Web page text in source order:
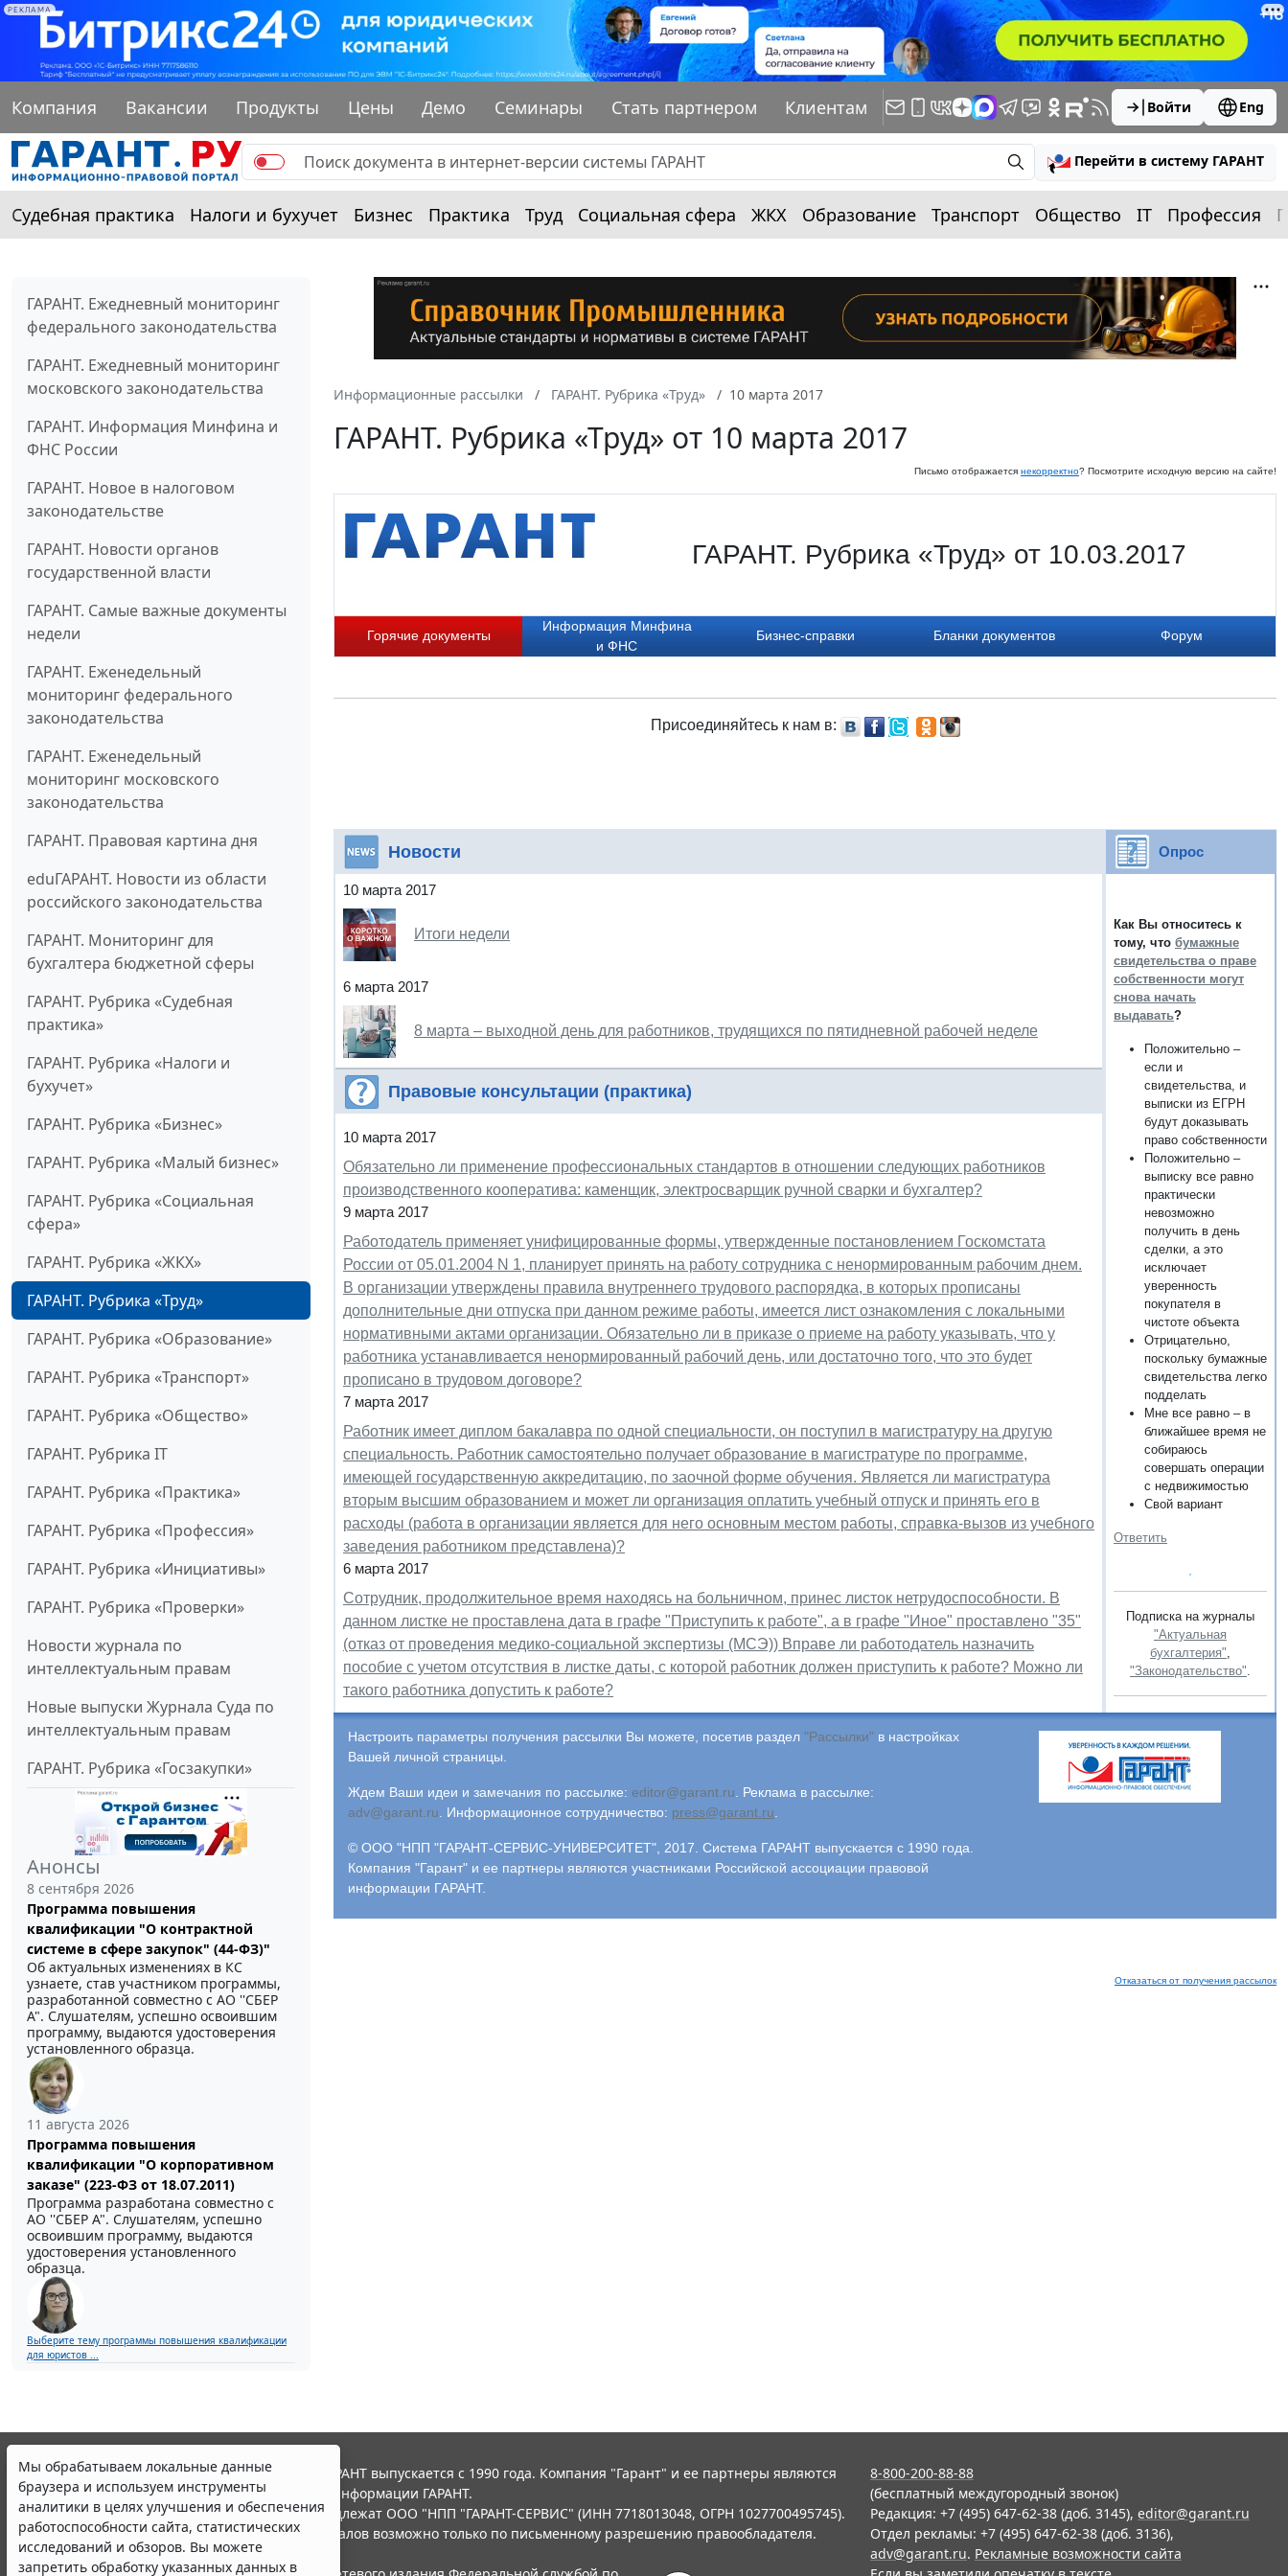
РЕКЛАМА
Компания Вакансии Продукты Цены Демо Семинары Стать партнером Клиентам Войти Eng
Перейти в систему ГАРАНТ
Судебная практика Налоги и бухучет Бизнес Практика Труд Социальная сфера ЖКХ Образование Транспорт Общество IT Профессия
ГАРАНТ. Ежедневный мониторинг
федерального законодательства
ГАРАНТ. Ежедневный мониторинг
московского законодательства
ГАРАНТ. Информация Минфина и
ФНС России
ГАРАНТ. Новое в налоговом
законодательстве
ГАРАНТ. Новости органов
государственной власти
ГАРАНТ. Самые важные документы
недели
ГАРАНТ. Еженедельный
мониторинг федерального
законодательства
ГАРАНТ. Еженедельный
мониторинг московского
законодательства
ГАРАНТ. Правовая картина дня
eduГАРАНТ. Новости из области
российского законодательства
ГАРАНТ. Мониторинг для
бухгалтера бюджетной сферы
ГАРАНТ. Рубрика «Судебная
практика»
ГАРАНТ. Рубрика «Налоги и
бухучет»
ГАРАНТ. Рубрика «Бизнес»
ГАРАНТ. Рубрика «Малый бизнес»
ГАРАНТ. Рубрика «Социальная
сфера»
ГАРАНТ. Рубрика «ЖКХ»
ГАРАНТ. Рубрика «Труд»
ГАРАНТ. Рубрика «Образование»
ГАРАНТ. Рубрика «Транспорт»
ГАРАНТ. Рубрика «Общество»
ГАРАНТ. Рубрика IT
ГАРАНТ. Рубрика «Практика»
ГАРАНТ. Рубрика «Профессия»
ГАРАНТ. Рубрика «Инициативы»
ГАРАНТ. Рубрика «Проверки»
Новости журнала по
интеллектуальным правам
Новые выпуски Журнала Суда по
интеллектуальным правам
ГАРАНТ. Рубрика «Госзакупки»
Анонсы
8 сентября 2026
Программа повышения
квалификации "О контрактной
системе в сфере закупок" (44-ФЗ)"
Об актуальных изменениях в КС
узнаете, став участником программы,
разработанной совместно с АО ''СБЕР
А". Слушателям, успешно освоившим
программу, выдаются удостоверения
установленного образца.
11 августа 2026
Программа повышения
квалификации "О корпоративном
заказе" (223-ФЗ от 18.07.2011)
Программа разработана совместно с
АО ''СБЕР А". Слушателям, успешно
освоившим программу, выдаются
удостоверения установленного
образца.
Выберите тему программы повышения квалификации
для юристов ...
Информационные рассылки ГАРАНТ. Рубрика «Труд» 10 марта 2017
ГАРАНТ. Рубрика «Труд» от 10 марта 2017
Письмо отображается некорректно? Посмотрите исходную версию на сайте!
ГАРАНТ. Рубрика «Труд» от 10.03.2017
Горячие документы
Информация Минфина
и ФНС
Бизнес-справки Бланки документов Форум
Присоединяйтесь к нам в:
Новости
10 марта 2017
Итоги недели
6 марта 2017
8 марта – выходной день для работников, трудящихся по пятидневной рабочей неделе
Правовые консультации (практика)
10 марта 2017
Обязательно ли применение профессиональных стандартов в отношении следующих работников
производственного кооператива: каменщик, электросварщик ручной сварки и бухгалтер?
9 марта 2017
Работодатель применяет унифицированные формы, утвержденные постановлением Госкомстата
России от 05.01.2004 N 1, планирует принять на работу сотрудника с ненормированным рабочим днем.
В организации утверждены правила внутреннего трудового распорядка, в которых прописаны
дополнительные дни отпуска при данном режиме работы, имеется лист ознакомления с локальными
нормативными актами организации. Обязательно ли в приказе о приеме на работу указывать, что у
работника устанавливается ненормированный рабочий день, или достаточно того, что это будет
прописано в трудовом договоре?
7 марта 2017
Работник имеет диплом бакалавра по одной специальности, он поступил в магистратуру на другую
специальность. Работник самостоятельно получает образование в магистратуре по программе,
имеющей государственную аккредитацию, по заочной форме обучения. Является ли магистратура
вторым высшим образованием и может ли организация оплатить учебный отпуск и принять его в
расходы (работа в организации является для него основным местом работы, справка-вызов из учебного
заведения работником представлена)?
6 марта 2017
Сотрудник, продолжительное время находясь на больничном, принес листок нетрудоспособности. В
данном листке не проставлена дата в графе "Приступить к работе", а в графе "Иное" проставлено "35"
(отказ от проведения медико-социальной экспертизы (МСЭ)) Вправе ли работодатель назначить
пособие с учетом отсутствия в листке даты, с которой работник должен приступить к работе? Можно ли
такого работника допустить к работе?
Опрос
Как Вы относитесь к
тому, что бумажные
свидетельства о праве
собственности могут
снова начать
выдавать?
Положительно –
если и
свидетельства, и
выписки из ЕГРН
будут доказывать
право собственности
Положительно –
выписку все равно
практически
невозможно
получить в день
сделки, а это
исключает
уверенность
покупателя в
чистоте объекта
Отрицательно,
поскольку бумажные
свидетельства легко
подделать
Мне все равно – в
ближайшее время не
собираюсь
совершать операции
с недвижимостью
Свой вариант
Ответить
Подписка на журналы
"Актуальная
бухгалтерия",
"Законодательство".
Настроить параметры получения рассылки Вы можете, посетив раздел "Рассылки" в настройках
Вашей личной страницы.
Ждем Ваши идеи и замечания по рассылке: editor@garant.ru. Реклама в рассылке:
adv@garant.ru. Информационное сотрудничество: press@garant.ru.
© ООО "НПП "ГАРАНТ-СЕРВИС-УНИВЕРСИТЕТ", 2017. Система ГАРАНТ выпускается с 1990 года.
Компания "Гарант" и ее партнеры являются участниками Российской ассоциации правовой
информации ГАРАНТ.
Отказаться от получения рассылок
Мы обрабатываем локальные данные
браузера и используем инструменты
аналитики в целях улучшения и обеспечения
работоспособности сайта, статистических
исследований и обзоров. Вы можете
запретить обработку указанных данных в
© ООО "НПП "ГАРАНТ-СЕРВИС", 2026. Система ГАРАНТ выпускается с 1990 года. Компания "Гарант" и ее партнеры являются
участниками Российской ассоциации правовой информации ГАРАНТ.
Все права на материалы сайта ГАРАНТ.РУ принадлежат ООО "НПП "ГАРАНТ-СЕРВИС" (ИНН 7718013048, ОГРН 1027700495745).
Полное или частичное воспроизведение материалов возможно только по письменному разрешению правообладателя.
Правила использования портала.
8-800-200-88-88
(бесплатный междугородный звонок)
Редакция: +7 (495) 647-62-38 (доб. 3145), editor@garant.ru
Отдел рекламы: +7 (495) 647-62-38 (доб. 3136),
adv@garant.ru. Рекламные возможности сайта